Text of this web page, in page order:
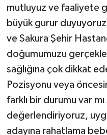
mutluyuz ve faaliyete
büyük gurur
ve Sakura Şehir
doğumumuzu
sağlığına çok dikkat
Pozisyonu veya
farklı bir durumu var
değerlendiriyoruz,
adayına rahatlama